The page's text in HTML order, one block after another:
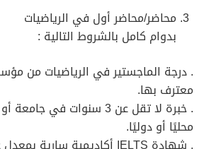
محاضر/محاضر أول في الرياضيات
بدوام كامل بالشروط التالية :
. درجة الماجستير في الرياضيات من
معترف بها.
. خبرة لا تقل عن 3 سنوات في
محليًا أو دوليًا.